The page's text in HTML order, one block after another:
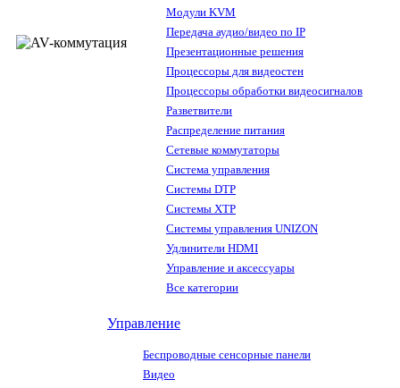
Модули KVM
Передача аудио/видео по IP
Презентационные решения
Процессоры для видеостен
Процессоры обработки видеосигналов
Разветвители
Распределение питания
Сетевые коммутаторы
Система управления
Системы DTP
Системы XTP
Системы управления UNIZON
Удлинители HDMI
Управление и аксессуары
Все категории
Управление
Беспроводные сенсорные панели
Видео